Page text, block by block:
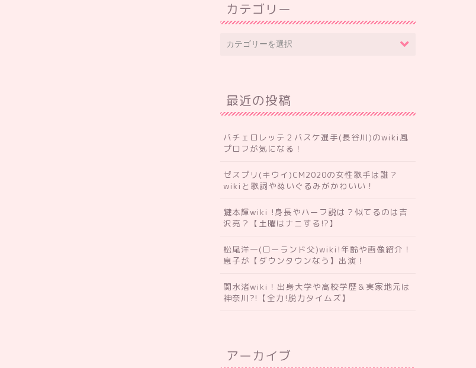
カテゴリー
最近の投稿
バチェロレッテ２バスケ選手(長谷川)のwiki風
プロフが気になる！
ゼスプリ(キウイ)CM2020の女性歌手は誰？
wikiと歌詞やぬいぐるみがかわいい！
鍵本輝wiki !身長やハーフ説は？似てるのは吉
沢亮？【土曜はナニする!?】
松尾洋一(ローランド父)wiki!年齢や画像紹介！
息子が【ダウンタウンなう】出演！
関水渚wiki！出身大学や高校学歴＆実家地元は
神奈川?!【全力!脱力タイムズ】
アーカイブ